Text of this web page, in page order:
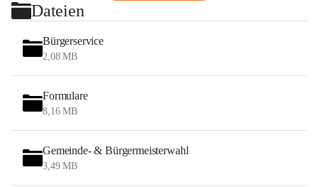
Dateien
Bürgerservice
2,08 MB
Formulare
8,16 MB
Gemeinde- & Bürgermeisterwahl
3,49 MB